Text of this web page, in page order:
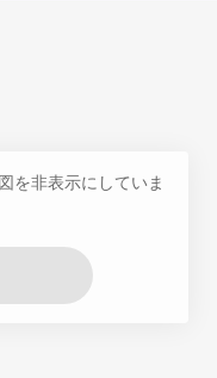
を非表示にしていま